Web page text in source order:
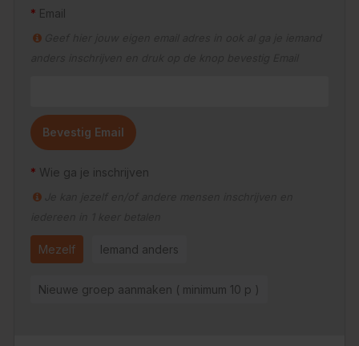
Email
Bevestig Email
Wie ga je inschrijven
Mezelf Iemand anders
Nieuwe groep aanmaken ( minimum 10 p )